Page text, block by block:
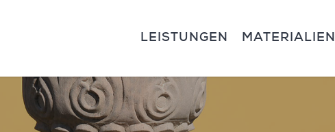
LEISTUNGEN MATERIALIEN